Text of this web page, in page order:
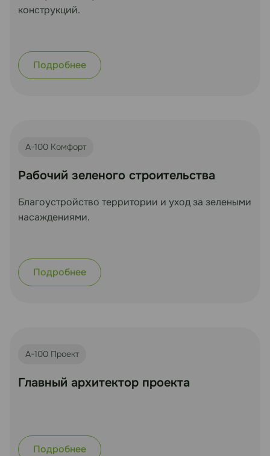
конструкций.
Подробнее
А-100 Комфорт
Рабочий зеленого строительства
Благоустройство территории и уход за зелеными
насаждениями.
Подробнее
А-100 Проект
Главный архитектор проекта
Подробнее